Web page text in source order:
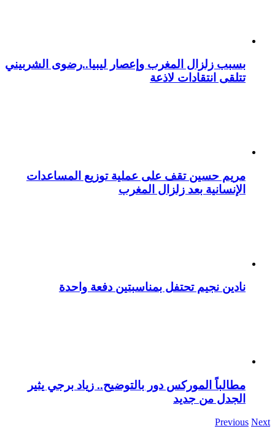
بسبب زلزال المغرب وإعصار ليبيا..رضوى الشربيني
تتلقى انتقادات لاذعة
مريم حسين تقف على عملية توزيع المساعدات
الإنسانية بعد زلزال المغرب
نادين نجيم تحتفل بمناسبتين دفعة واحدة
مطالباً الموركس دور بالتوضيح.. زياد برجي يثير
الجدل من جديد
Previous Next